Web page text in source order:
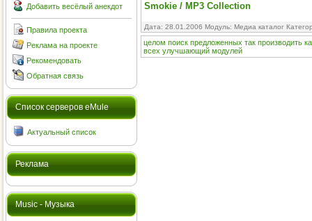
Добавить весёлый анекдот
Правила проекта
Реклама на проекте
Рекомендовать
Обратная связь
Cписок серверов eMule
Актуальный список
Реклама
Music - Музыка
Smokie / MP3 Collection
Дата: 28.01.2006 Модуль: Медиа каталог
целом поиск предложенных так производить
всех улучшающий модулей